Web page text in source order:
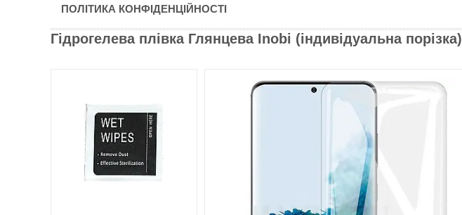
ПОЛІТИКА КОНФІДЕНЦІЙНОСТІ
Гідрогелева плівка Глянцева Inobi (індивідуальна порізка)